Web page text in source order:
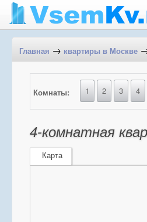
Главная → квартиры в Москве
Комнаты: 1 2 3 4
4-комнатная
Карта